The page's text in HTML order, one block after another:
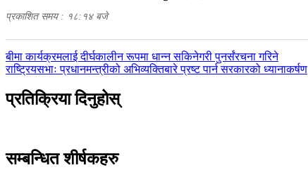
प्रकाशित समय : १८:१४ बजे
पछिल्लाे
-
बीमा कार्यक्रमलाई दीर्घकालीन रूपमा धान्न सकिनेगरी पुनर्संरचना गरिने
अघिल्लाे
राष्ट्रियसभाः प्रधानमन्त्रीको अभिव्यक्तिबारे प्रष्ट पार्न सरकारको ध्यानाकर्षण
प्रतिक्रिया दिनुहोस्
सम्बन्धित शीर्षकहरु